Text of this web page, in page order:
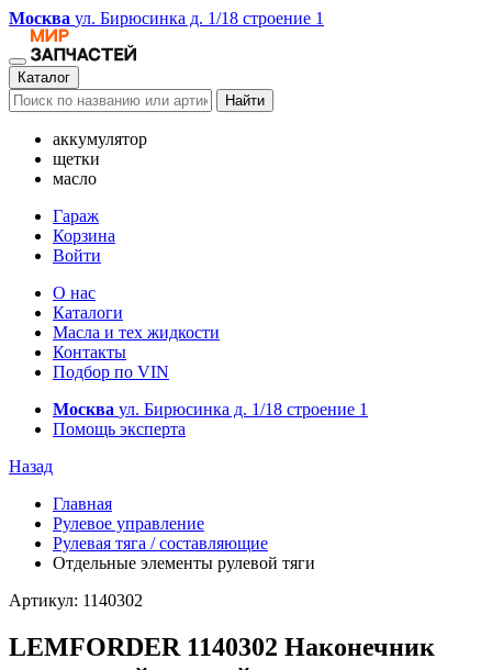
Москва ул. Бирюсинка д. 1/18 строение 1
Каталог
Найти
аккумулятор
щетки
масло
Гараж
Корзина
Войти
О нас
Каталоги
Масла и тех жидкости
Контакты
Подбор по VIN
Москва ул. Бирюсинка д. 1/18 строение 1
Помощь эксперта
Назад
Главная
Рулевое управление
Рулевая тяга / составляющие
Отдельные элементы рулевой тяги
Артикул: 1140302
LEMFORDER 1140302 Наконечник